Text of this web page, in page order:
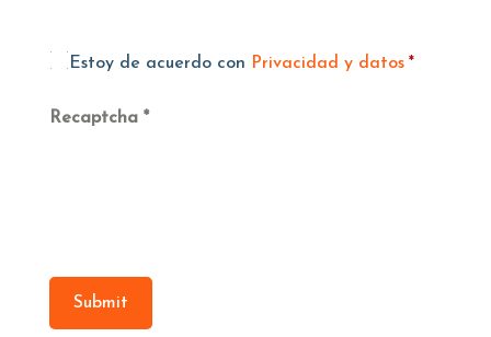
Estoy de acuerdo con Privacidad y datos *
Recaptcha
Submit